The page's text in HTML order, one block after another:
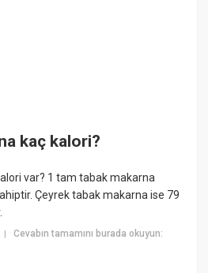
kaç kalori?
var? 1 tam tabak makarna
Çeyrek tabak makarna ise 79
|Cevabın tamamını burada okuyun: